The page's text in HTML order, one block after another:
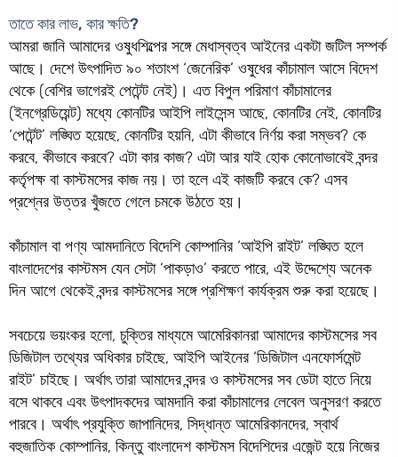
তাতে কার লাভ, কার ক্ষতি?
আমরা জানি আমাদের ওষুধশিল্পের সঙ্গে মেধাস্বত্ব আইনের একটা জটিল সম্পর্ক
আছে। দেশে উৎপাদিত ৯০ শতাংশ ‘জেনেরিক’ ওষুধের কাঁচামাল আসে বিদেশ
থেকে (বেশির ভাগেরই পেটেন্ট নেই)। এত বিপুল পরিমাণ কাঁচামালের
(ইনগ্রেডিয়েন্ট) মধ্যে কোনটির আইপি লাইসেন্স আছে, কোনটির নেই, কোনটির
‘পেটেন্ট’ লঙ্ঘিত হয়েছে, কোনটির হয়নি, এটা কীভাবে নির্ণয় করা সম্ভব? কে
করবে, কীভাবে করবে? এটা কার কাজ? এটা আর যাই হোক কোনোভাবেই বন্দর
কর্তৃপক্ষ বা কাস্টমসের কাজ নয়। তা হলে এই কাজটি করবে কে? এসব
প্রশ্নের উত্তর খুঁজতে গেলে চমকে উঠতে হয়।
কাঁচামাল বা পণ্য আমদানিতে বিদেশি কোম্পানির ‘আইপি রাইট’ লঙ্ঘিত হলে
বাংলাদেশের কাস্টমস যেন সেটা ‘পাকড়াও’ করতে পারে, এই উদ্দেশ্যে অনেক
দিন আগে থেকেই বন্দর কাস্টমসের সঙ্গে প্রশিক্ষণ কার্যক্রম শুরু করা হয়েছে।
সবচেয়ে ভয়ংকর হলো, চুক্তির মাধ্যমে আমেরিকানরা আমাদের কাস্টমসের সব
ডিজিটাল তথ্যের অধিকার চাইছে, আইপি আইনের ‘ডিজিটাল এনফোর্সমেন্ট
রাইট’ চাইছে। অর্থাৎ তারা আমাদের বন্দর ও কাস্টমসের সব ডেটা হাতে নিয়ে
বসে থাকবে এবং উৎপাদকদের আমদানি করা কাঁচামালের লেবেল অনুসরণ করতে
পারবে। অর্থাৎ প্রযুক্তি জাপানিদের, সিদ্ধান্ত আমেরিকানদের, স্বার্থ
বহুজাতিক কোম্পানির, কিন্তু বাংলাদেশ কাস্টমস বিদেশিদের এজেন্ট হয়ে নিজের